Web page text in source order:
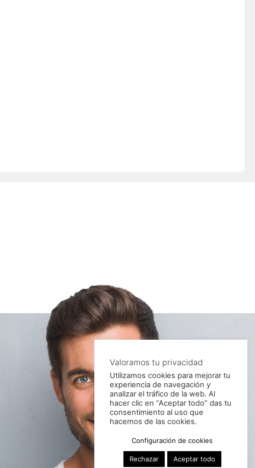
Valoramos tu privacidad
Utilizamos cookies para mejorar tu
experiencia de navegación y
analizar el tráfico de la web. Al
hacer clic en “Aceptar todo” das tu
consentimiento al uso que
hacemos de las cookies.
Configuración de cookies
Rechazar Aceptar todo